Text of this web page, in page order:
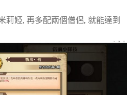
莉婭, 再多配兩個僧侶, 就能達到